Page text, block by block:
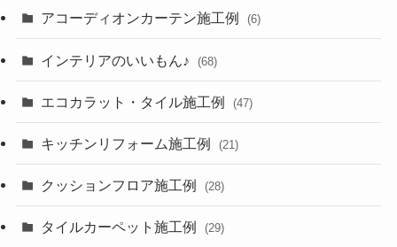
アコーディオンカーテン施工例 (6)
インテリアのいいもん♪ (68)
エコカラット・タイル施工例 (47)
キッチンリフォーム施工例 (21)
クッションフロア施工例 (28)
タイルカーペット施工例 (29)